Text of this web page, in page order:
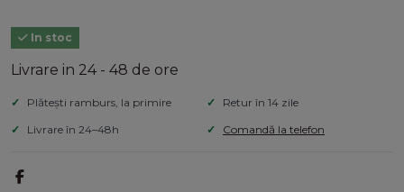
In stoc
Livrare in 24 - 48 de ore
Plătești ramburs, la primire
Retur în 14 zile
Livrare în 24–48h
Comandă la telefon